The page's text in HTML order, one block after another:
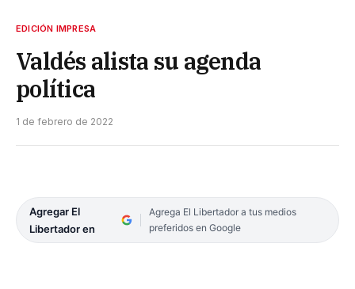
EDICIÓN IMPRESA
Valdés alista su agenda
política
1 de febrero de 2022
Agregar El
Libertador en
Agrega El Libertador a tus medios
preferidos en Google